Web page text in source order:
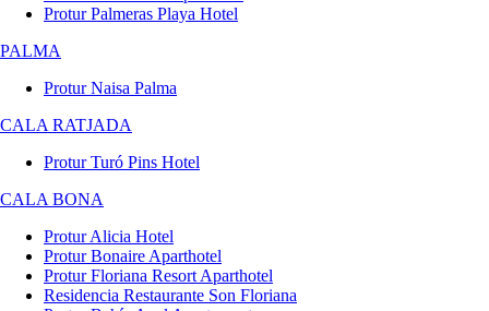
Protur Palmeras Playa Hotel
PALMA
Protur Naisa Palma
CALA RATJADA
Protur Turó Pins Hotel
CALA BONA
Protur Alicia Hotel
Protur Bonaire Aparthotel
Protur Floriana Resort Aparthotel
Residencia Restaurante Son Floriana